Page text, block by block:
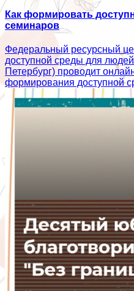
Как формировать
семинаров
Федеральный ресурсный
доступной среды для
Петербург) проводит
формирования доступной